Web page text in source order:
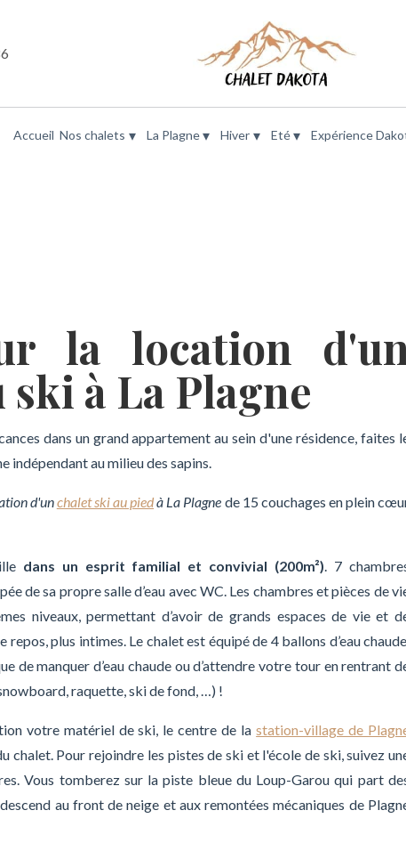
Accueil Nos chalets ▾ La Plagne ▾ Hiver ▾ Eté ▾ Expérience
la location
ski à La Plagne
dans un grand appartement au sein d'une résidence, faites
indépendant au milieu des sapins.
d'unchalet ski au piedà La Plagne de 15 couchages en plein
dans un esprit familial et convivial (200m²). 7
de sa propre salle d’eau avec WC. Les chambres et pièces de
niveaux, permettant d’avoir de grands espaces de vie et
plus intimes. Le chalet est équipé de 4 ballons d’eau
de manquer d’eau chaude ou d’attendre votre tour en rentrant
raquette, ski de fond, …) !
votre matériel de ski, le centre de lastation-village de
chalet. Pour rejoindre les pistes de ski et l'école de ski, suivez
Vous tomberez sur la piste bleue du Loup-Garou qui part
au front de neige et aux remontées mécaniques de